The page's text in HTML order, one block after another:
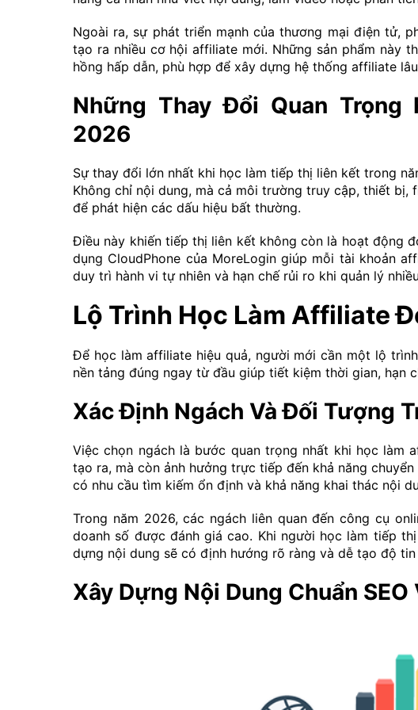
Ngoài ra, sự phát triển mạnh của thương mại điện tử,
tạo ra nhiều cơ hội affiliate mới. Những sản phẩm này
hồng hấp dẫn, phù hợp để xây dựng hệ thống affiliate
Những Thay Đổi Quan
2026
Sự thay đổi lớn nhất khi học làm tiếp thị liên kết trong
Không chỉ nội dung, mà cả môi trường truy cập, thiết
để phát hiện các dấu hiệu bất thường.
Điều này khiến tiếp thị liên kết không còn là hoạt động
dụng CloudPhone của MoreLogin giúp mỗi tài khoản
duy trì hành vi tự nhiên và hạn chế rủi ro khi quản lý
Lộ Trình Học Làm Affiliate
Để học làm affiliate hiệu quả, người mới cần một lộ
nền tảng đúng ngay từ đầu giúp tiết kiệm thời gian, hạn
Xác Định Ngách Và Đối Tượng
Việc chọn ngách là bước quan trọng nhất khi học làm
tạo ra, mà còn ảnh hưởng trực tiếp đến khả năng
có nhu cầu tìm kiếm ổn định và khả năng khai thác nội
Trong năm 2026, các ngách liên quan đến công cụ
doanh số được đánh giá cao. Khi người học làm tiếp
dựng nội dung sẽ có định hướng rõ ràng và dễ tạo độ tin
Xây Dựng Nội Dung Chuẩn